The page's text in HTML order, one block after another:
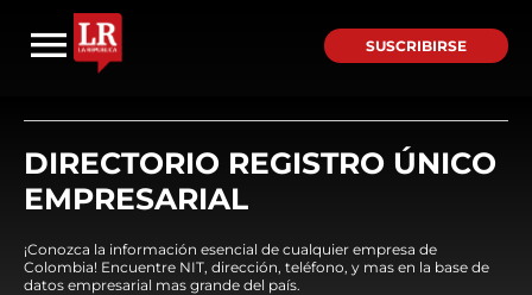
SUSCRIBIRSE
DIRECTORIO REGISTRO ÚNICO
EMPRESARIAL
¡Conozca la información esencial de cualquier empresa de
Colombia! Encuentre NIT, dirección, teléfono, y mas en la base de
datos empresarial mas grande del país.